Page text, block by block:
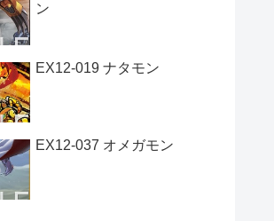
ン
EX12-019 ナタモン
EX12-037 オメガモン